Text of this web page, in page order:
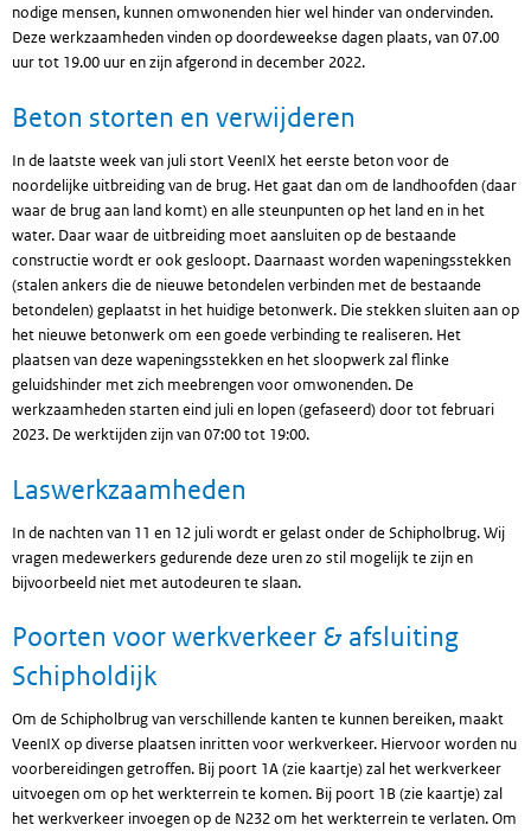
nodige mensen, kunnen omwonenden hier wel hinder van ondervinden.
Deze werkzaamheden vinden op doordeweekse dagen plaats, van 07.00
uur tot 19.00 uur en zijn afgerond in december 2022.
Beton storten en verwijderen
In de laatste week van juli stort VeenIX het eerste beton voor de
noordelijke uitbreiding van de brug. Het gaat dan om de landhoofden (daar
waar de brug aan land komt) en alle steunpunten op het land en in het
water. Daar waar de uitbreiding moet aansluiten op de bestaande
constructie wordt er ook gesloopt. Daarnaast worden wapeningsstekken
(stalen ankers die de nieuwe betondelen verbinden met de bestaande
betondelen) geplaatst in het huidige betonwerk. Die stekken sluiten aan op
het nieuwe betonwerk om een goede verbinding te realiseren. Het
plaatsen van deze wapeningsstekken en het sloopwerk zal flinke
geluidshinder met zich meebrengen voor omwonenden. De
werkzaamheden starten eind juli en lopen (gefaseerd) door tot februari
2023. De werktijden zijn van 07:00 tot 19:00.
Laswerkzaamheden
In de nachten van 11 en 12 juli wordt er gelast onder de Schipholbrug. Wij
vragen medewerkers gedurende deze uren zo stil mogelijk te zijn en
bijvoorbeeld niet met autodeuren te slaan.
Poorten voor werkverkeer & afsluiting
Schipholdijk
Om de Schipholbrug van verschillende kanten te kunnen bereiken, maakt
VeenIX op diverse plaatsen inritten voor werkverkeer. Hiervoor worden nu
voorbereidingen getroffen. Bij poort 1A (zie kaartje) zal het werkverkeer
uitvoegen om op het werkterrein te komen. Bij poort 1B (zie kaartje) zal
het werkverkeer invoegen op de N232 om het werkterrein te verlaten. Om